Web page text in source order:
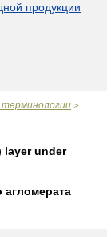
продукции
терминологии >
layer under
агломерата